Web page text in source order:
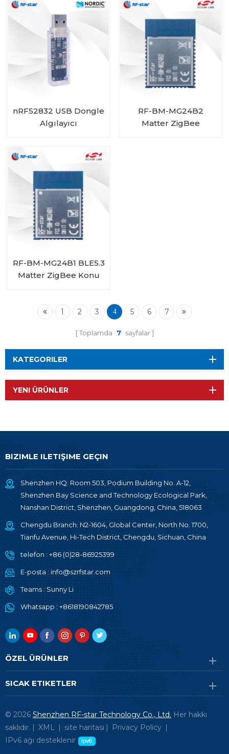
nRF52832 USB Dongle
Algılayıcı
RF-BM-MG24B2
Matter ZigBee
RF-BM-MG24B1 BLE5.3
Matter ZigBee Konu
1 2 3 4 5 6 7
Toplamda 7 sayfalar
KATEGORILER
YENI ÜRÜNLER
BIZIMLE ILETIŞIME GEÇIN
Shenzhen HQ: Room 503, Podium Building No. A-12,
Shenzhen Bay Science and Technology Ecological Park,
Nanshan District, Shenzhen, Guangdong, China, 518063
Chengdu Branch: N2-1604, Global Center, North No. 1700,
Tianfu Avenue, Hi-Tech District, Chengdu, Sichuan, China
telefon : +86 (0)28-86925399
E-posta : info@szrfstar.com
Teams : Sunny Li
Whatsapp : +8618190842785
ÖZEL ÜRÜNLER
SICAK ETIKETLER
© 2026 Shenzhen RF-star Technology Co., Ltd. Her hakkı
saklıdır. | XML | site haritası | Privacy Policy |
IPv6 ağı desteklenir